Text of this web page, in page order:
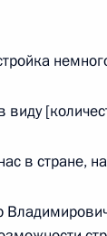
виду
в стране,